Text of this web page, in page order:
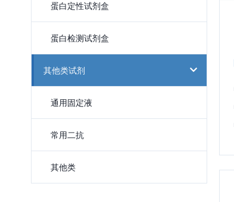
蛋白定性试剂盒
蛋白检测试剂盒
其他类试剂
通用固定液
常用二抗
其他类